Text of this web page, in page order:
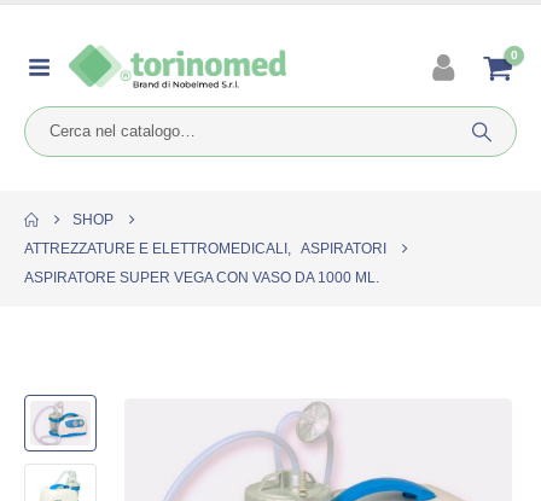
0
SHOP
ATTREZZATURE E ELETTROMEDICALI , ASPIRATORI
ASPIRATORE SUPER VEGA CON VASO DA 1000 ML.